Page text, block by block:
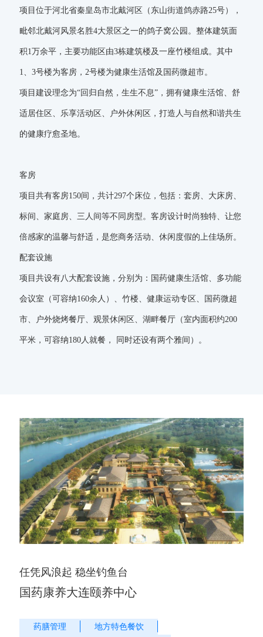
我们发生了什么
项目位于河北省秦皇岛市北戴河区（东山街道鸽赤路25号），
毗邻北戴河风景名胜4大景区之一的鸽子窝公园。整体建筑面
积1万余平，主要功能区由3栋建筑楼及一座竹楼组成。其中
1、3号楼为客房，2号楼为健康生活馆及国药微超市。
项目建设理念为“回归自然，生生不息”，拥有健康生活馆、舒
适居住区、乐享活动区、户外休闲区，打造人与自然和谐共生
的健康疗愈圣地。
客房
项目共有客房150间，共计297个床位，包括：套房、大床房、
标间、家庭房、三人间等不同房型。客房设计时尚独特、让您
倍感家的温馨与舒适，是您商务活动、休闲度假的上佳场所。
配套设施
项目共设有八大配套设施，分别为：国药健康生活馆、多功能
会议室（可容纳160余人）、竹楼、健康运动专区、国药微超
市、户外烧烤餐厅、观景休闲区、湖畔餐厅（室内面积约200
平米，可容纳180人就餐， 同时还设有两个雅间）。
任凭风浪起 稳坐钓鱼台
国药康养大连颐养中心
药膳管理
地方特色餐饮